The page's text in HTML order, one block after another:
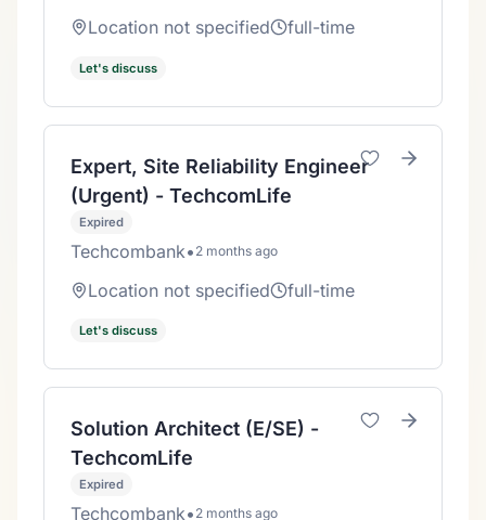
Location not specified full-time
Let's discuss
Expert, Site Reliability Engineer
(Urgent) - TechcomLife
Expired
Techcombank• 2 months ago
Location not specified full-time
Let's discuss
Solution Architect (E/SE) -
TechcomLife
Expired
Techcombank• 2 months ago